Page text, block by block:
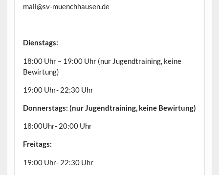
mail@sv-muenchhausen.de
Dienstags:
18:00 Uhr – 19:00 Uhr (nur Jugendtraining, keine
Bewirtung)
19:00 Uhr- 22:30 Uhr
Donnerstags: (nur Jugendtraining, keine Bewirtung)
18:00Uhr- 20:00 Uhr
Freitags:
19:00 Uhr- 22:30 Uhr